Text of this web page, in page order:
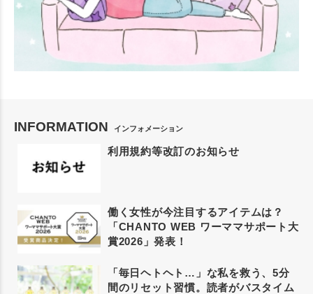
INFORMATION インフォメーション
利用規約等改訂のお知らせ
働く女性が今注目するアイテムは？
「CHANTO WEB ワーママサポート大
賞2026」発表！
「毎日ヘトヘト…」な私を救う、5分
間のリセット習慣。読者がバスタイム